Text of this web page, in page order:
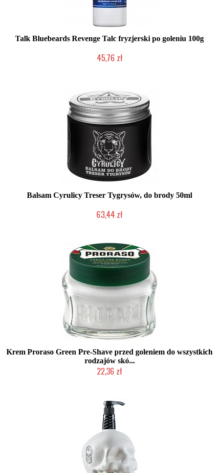
Talk Bluebeards Revenge Talc fryzjerski po goleniu 100g
45,76 zł
Balsam Cyrulicy Treser Tygrysów, do brody 50ml
63,44 zł
Krem Proraso Green Pre-Shave przed goleniem do wszystkich
rodzajów skó...
22,36 zł